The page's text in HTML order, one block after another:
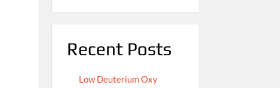
Recent Posts
Low Deuterium Oxy